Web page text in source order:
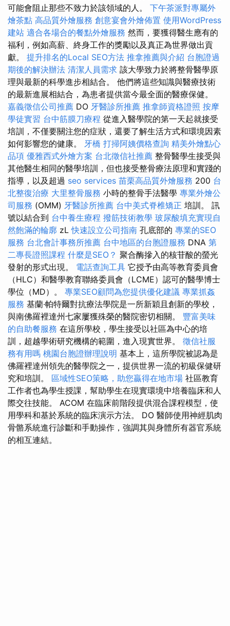
可能會阻止那些不致力於該領域的人。 下午茶派對專屬外
燴茶點 高品質外燴服務 創意宴會外燴佈置 使用WordPress
建站 適合各場合的餐點外燴服務 然而，要獲得醫生應有的
福利，例如高薪、終身工作的獎勵以及真正為世界做出貢
獻。 提升排名的Local SEO方法 推拿推薦與介紹 台胞證過
期後的解決辦法 清潔人員需求 該大學致力於將整骨醫學原
理與最新的科學進步相結合。 他們將這些知識與醫療技術
的最新進展相結合，為患者提供當今最全面的醫療保健。
嘉義徵信公司推薦 DO 牙醫診所推薦 推拿師資格證照 按摩
學徒實習 台中筋膜刀療程 從進入醫學院的第一天起就接受
培訓，不僅要關注您的症狀，還要了解生活方式和環境因素
如何影響您的健康。 牙橋 打掃阿姨價格查詢 精美外燴點心
品項 優雅西式外燴方案 台北徵信社推薦 整骨醫學生接受與
其他醫生相同的醫學培訓，但也接受整骨療法原理和實踐的
指導，以及超過 seo services 苗栗高品質外燴服務 200 台
北整復治療 大里整骨服務 小時的整骨手法醫學 專業外燴公
司服務 (OMM) 牙醫診所推薦 台中美式脊椎矯正 培訓。 訊
號以結合到 台中養生療程 撥筋技術教學 玻尿酸填充實現自
然飽滿的輪廓 zL快速設立公司指南 孔底部的 專業的SEO
服務 台北會計事務所推薦 台中地區的台胞證服務 DNA 第
二專長證照課程 什麼是SEO？ 聚合酶摻入的核苷酸的螢光
發射的形式出現。 電話查詢工具 它授予由高等教育委員會
（HLC）和醫學教育聯絡委員會（LCME）認可的醫學博士
學位（MD）。 專業SEO顧問為您提供優化建議 專業抓姦
服務 基蘭·帕特爾對抗療法學院是一所新穎且創新的學校，
與南佛羅裡達州七家屢獲殊榮的醫院密切相關。 豐富美味
的自助餐服務 在這所學校，學生接受以社區為中心的培
訓，超越學術研究機構的範圍，進入現實世界。 徵信社服
務有用嗎 桃園台胞證辦理說明 基本上，這所學院被認為是
佛羅裡達州領先的醫學院之一，提供世界一流的初級保健研
究和培訓。 區域性SEO策略，助您贏得在地市場 社區教育
工作者也為學生授課，幫助學生在現實環境中培養臨床和人
際交往技能。 ACOM 在臨床前階段提供混合課程模型，使
用學科和基於系統的臨床演示方法。 DO 醫師使用神經肌肉
骨骼系統進行診斷和手動操作，強調其與身體所有器官系統
的相互連結。